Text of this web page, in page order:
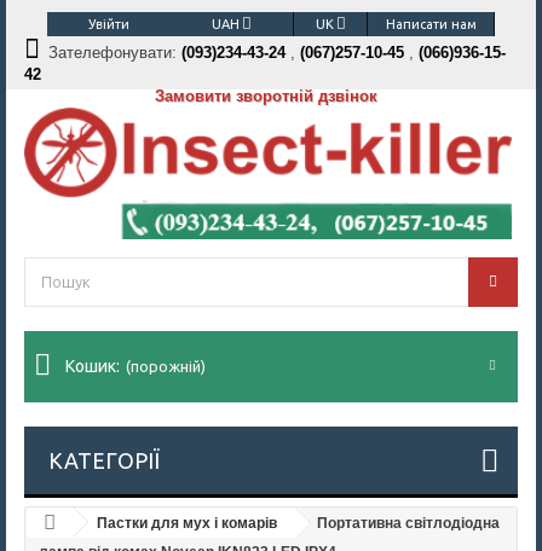
Увійти UAH UK Написати нам
Зателефонувати: (093)234-43-24, (067)257-10-45 , (066)936-15-
42
Замовити зворотній дзвінок
Кошик: (порожній)
КАТЕГОРІЇ
Пастки для мух і комарів
Портативна світлодіодна